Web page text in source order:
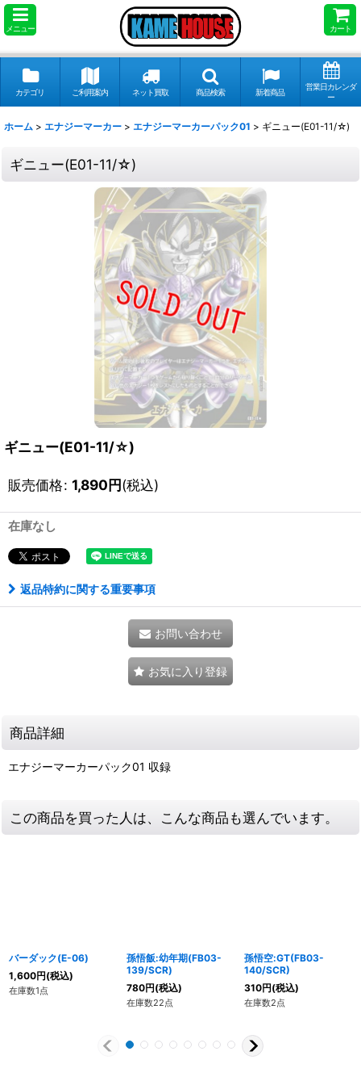
メニュー カート
カテゴリ ご利用案内 ネット買取 商品検索 新着商品
営業日カレンダ
ー
ホーム > エナジーマーカー > エナジーマーカーパック01 > ギニュー(E01-11/☆)
ギニュー(E01-11/☆)
ギニュー(E01-11/☆)
販売価格: 1,890円(税込)
在庫なし
返品特約に関する重要事項
お問い合わせ
お気に入り登録
商品詳細
エナジーマーカーパック01 収録
この商品を買った人は、こんな商品も選んでいます。
バーダック(E-06)
1,600円(税込)
在庫数1点
孫悟飯:幼年期(FB03-
139/SCR)
780円(税込)
在庫数22点
孫悟空:GT(FB03-
140/SCR)
310円(税込)
在庫数2点